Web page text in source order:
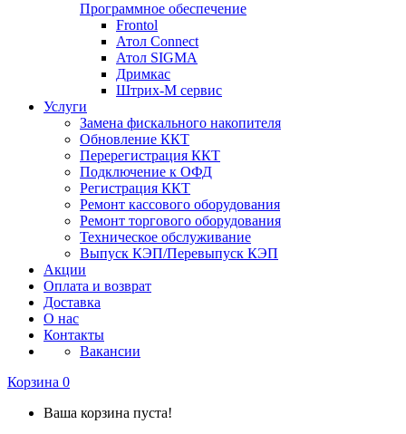
Программное обеспечение
Frontol
Атол Connect
Атол SIGMA
Дримкас
Штрих-М сервис
Услуги
Замена фискального накопителя
Обновление ККТ
Перерегистрация ККТ
Подключение к ОФД
Регистрация ККТ
Ремонт кассового оборудования
Ремонт торгового оборудования
Техническое обслуживание
Выпуск КЭП/Перевыпуск КЭП
Акции
Оплата и возврат
Доставка
О нас
Контакты
Вакансии
Корзина 0
Ваша корзина пуста!